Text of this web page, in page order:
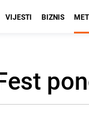
VIJESTI BIZNIS